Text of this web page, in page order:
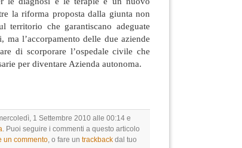
la riforma proposta dalla giunta non
territorio che garantiscano adeguate
ma l’accorpamento delle due aziende
di scorporare l’ospedale civile che
per diventare Azienda autonoma.
1 Settembre 2010 alle 00:14 e
. Puoi seguire i commenti a questo articolo
un commento , o fare un trackback dal tuo